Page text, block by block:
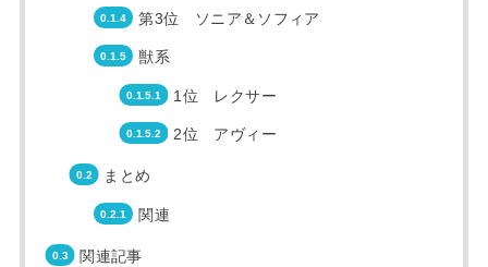
第3位 ソニア＆ソフィア
獣系
1位 レクサー
2位 アヴィー
まとめ
関連
関連記事